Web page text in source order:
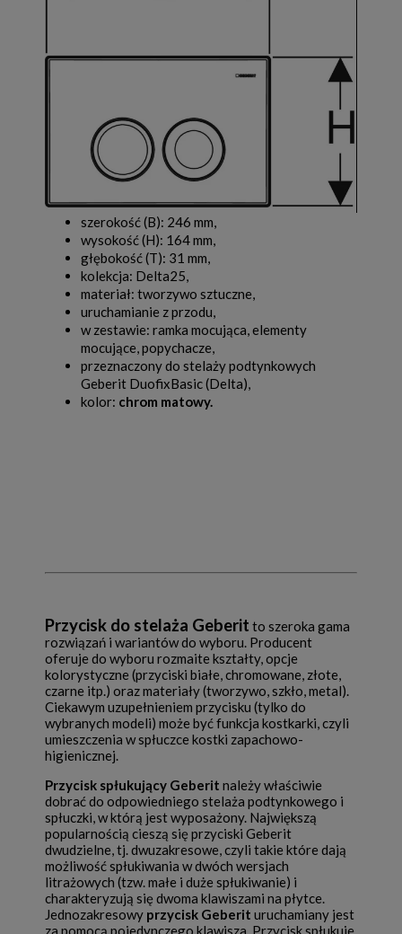
szerokość (B): 246 mm,
wysokość (H): 164 mm,
głębokość (T): 31 mm,
kolekcja: Delta25,
materiał: tworzywo sztuczne,
uruchamianie z przodu,
w zestawie: ramka mocująca, elementy
mocujące, popychacze,
przeznaczony do stelaży podtynkowych
Geberit DuofixBasic (Delta),
kolor: chrom matowy.
Przycisk do stelaża Geberit to szeroka gama
rozwiązań i wariantów do wyboru. Producent
oferuje do wyboru rozmaite kształty, opcje
kolorystyczne (przyciski białe, chromowane, złote,
czarne itp.) oraz materiały (tworzywo, szkło, metal).
Ciekawym uzupełnieniem przycisku (tylko do
wybranych modeli) może być funkcja kostkarki, czyli
umieszczenia w spłuczce kostki zapachowo-
higienicznej.
Przycisk spłukujący Geberit należy właściwie
dobrać do odpowiedniego stelaża podtynkowego i
spłuczki, w którą jest wyposażony. Największą
popularnością cieszą się przyciski Geberit
dwudzielne, tj. dwuzakresowe, czyli takie które dają
możliwość spłukiwania w dwóch wersjach
litrażowych (tzw. małe i duże spłukiwanie) i
charakteryzują się dwoma klawiszami na płytce.
Jednozakresowy przycisk Geberit uruchamiany jest
za pomocą pojedynczego klawisza. Przycisk spłukuje